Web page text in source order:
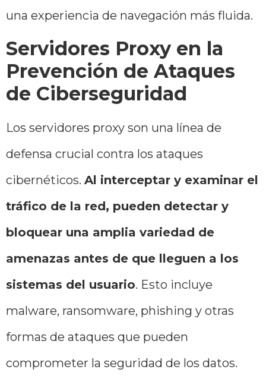
una experiencia de navegación más fluida.
Servidores Proxy en la
Prevención de Ataques
de Ciberseguridad
Los servidores proxy son una línea de
defensa crucial contra los ataques
cibernéticos. Al interceptar y examinar el
tráfico de la red, pueden detectar y
bloquear una amplia variedad de
amenazas antes de que lleguen a los
sistemas del usuario. Esto incluye
malware, ransomware, phishing y otras
formas de ataques que pueden
comprometer la seguridad de los datos.